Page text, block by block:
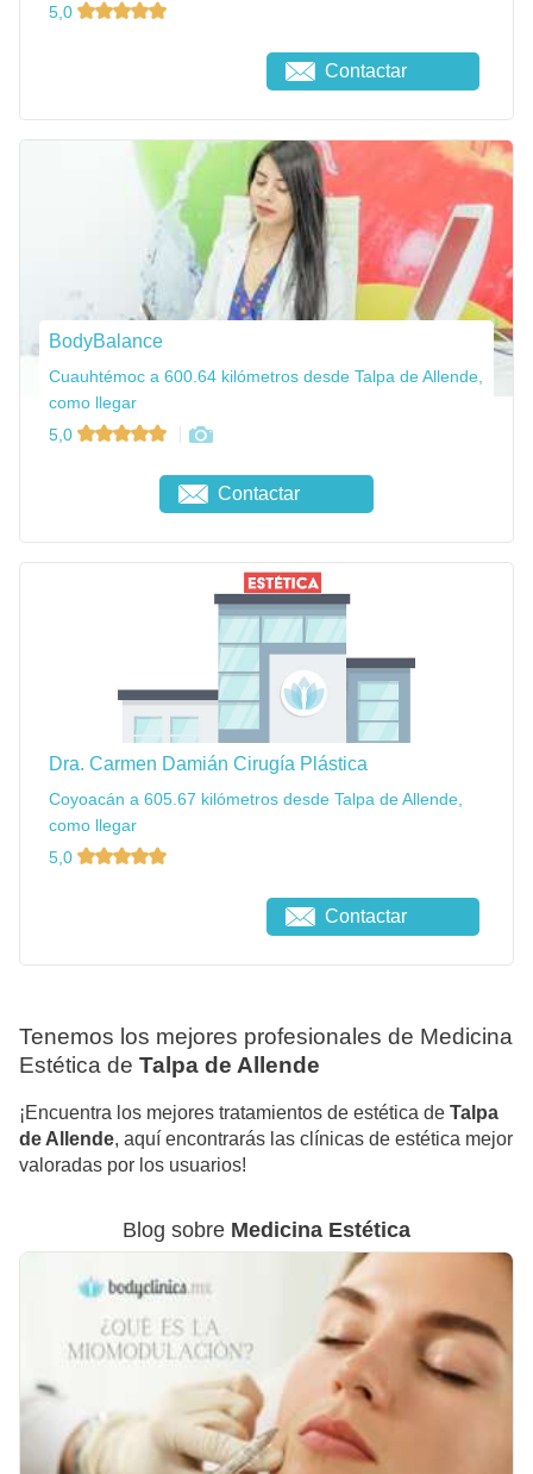
5,0
Contactar
BodyBalance
Cuauhtémoc a 600.64 kilómetros desde Talpa de Allende,
como llegar
5,0
Contactar
Dra. Carmen Damián Cirugía Plástica
Coyoacán a 605.67 kilómetros desde Talpa de Allende,
como llegar
5,0
Contactar
Tenemos los mejores profesionales de Medicina
Estética de Talpa de Allende
¡Encuentra los mejores tratamientos de estética de Talpa
de Allende, aquí encontrarás las clínicas de estética mejor
valoradas por los usuarios!
Blog sobre Medicina Estética